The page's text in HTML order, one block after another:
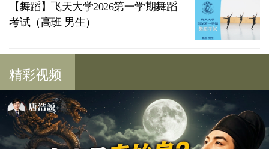
【舞蹈】飞天大学2026第一学期舞蹈
考试（高班 男生）
精彩视频